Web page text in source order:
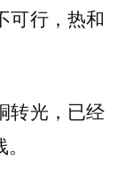
可行，热和
转光，已经